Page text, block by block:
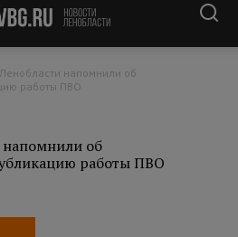
работы ПВО
об
работы ПВО